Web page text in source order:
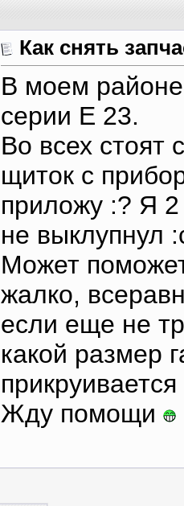
Как снять
В моем
серии Е 23.
Во всех
щиток с
приложу :? Я 2
не выклупнул
Может
жалко,
если еще не
какой размер
прикруивается
Жду помощи